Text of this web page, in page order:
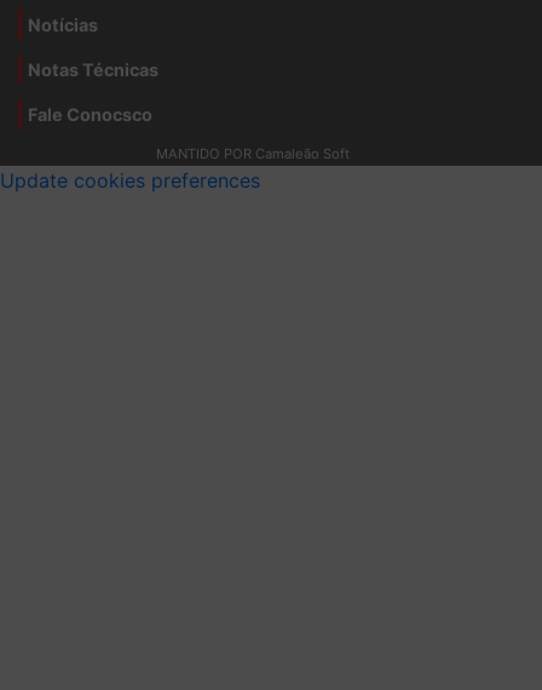
Notícias
Notas Técnicas
Fale Conocsco
MANTIDO POR Camaleão Soft
Update cookies preferences